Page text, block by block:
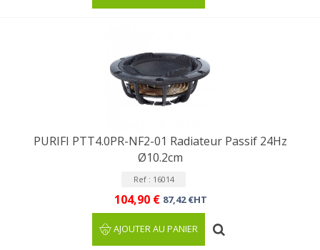
PURIFI PTT4.0PR-NF2-01 Radiateur Passif 24Hz
Ø10.2cm
Ref : 16014
104,90 € 87,42 €HT
AJOUTER AU PANIER